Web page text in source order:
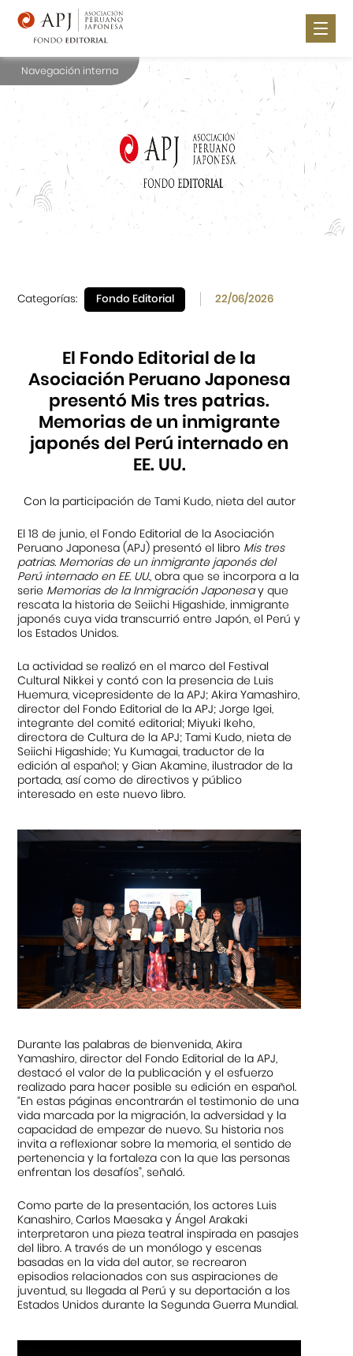
Nosotros
Noticias
Publica con nosotros
Lugares de Venta
Catálogo
Navegación interna
Categorías: Fondo Editorial 22/06/2026
El Fondo Editorial de la
Asociación Peruano Japonesa
presentó Mis tres patrias.
Memorias de un inmigrante
japonés del Perú internado en
EE. UU.
Con la participación de Tami Kudo, nieta del autor
El 18 de junio, el Fondo Editorial de la Asociación
Peruano Japonesa (APJ) presentó el libro Mis tres
patrias. Memorias de un inmigrante japonés del
Perú internado en EE. UU., obra que se incorpora a la
serie Memorias de la Inmigración Japonesay que
rescata la historia de Seiichi Higashide, inmigrante
japonés cuya vida transcurrió entre Japón, el Perú y
los Estados Unidos.
La actividad se realizó en el marco del Festival
Cultural Nikkei y contó con la presencia de Luis
Huemura, vicepresidente de la APJ; Akira Yamashiro,
director del Fondo Editorial de la APJ; Jorge Igei,
integrante del comité editorial; Miyuki Ikeho,
directora de Cultura de la APJ; Tami Kudo, nieta de
Seiichi Higashide; Yu Kumagai, traductor de la
edición al español; y Gian Akamine, ilustrador de la
portada, así como de directivos y público
interesado en este nuevo libro.
Durante las palabras de bienvenida, Akira
Yamashiro, director del Fondo Editorial de la APJ,
destacó el valor de la publicación y el esfuerzo
realizado para hacer posible su edición en español.
“En estas páginas encontrarán el testimonio de una
vida marcada por la migración, la adversidad y la
capacidad de empezar de nuevo. Su historia nos
invita a reflexionar sobre la memoria, el sentido de
pertenencia y la fortaleza con la que las personas
enfrentan los desafíos”, señaló.
Como parte de la presentación, los actores Luis
Kanashiro, Carlos Maesaka y Ángel Arakaki
interpretaron una pieza teatral inspirada en pasajes
del libro. A través de un monólogo y escenas
basadas en la vida del autor, se recrearon
episodios relacionados con sus aspiraciones de
juventud, su llegada al Perú y su deportación a los
Estados Unidos durante la Segunda Guerra Mundial.